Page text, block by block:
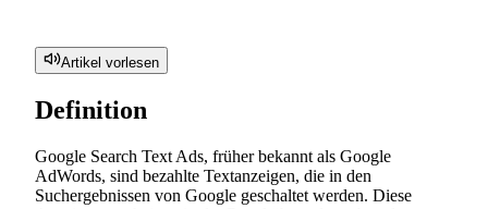
Artikel vorlesen
Definition
Google Search Text Ads, früher bekannt als Google
AdWords, sind bezahlte Textanzeigen, die in den
Suchergebnissen von Google geschaltet werden. Diese